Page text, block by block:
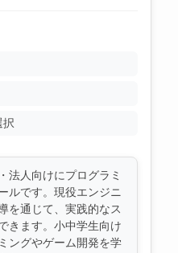
択
法人向けにプログラミ
ルです。現役エンジニ
を通じて、実践的なス
きます。小中学生向け
ングやゲーム開発を学